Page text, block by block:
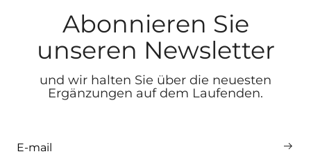
Abonnieren Sie
unseren Newsletter
und wir halten Sie über die neuesten
Ergänzungen auf dem Laufenden.